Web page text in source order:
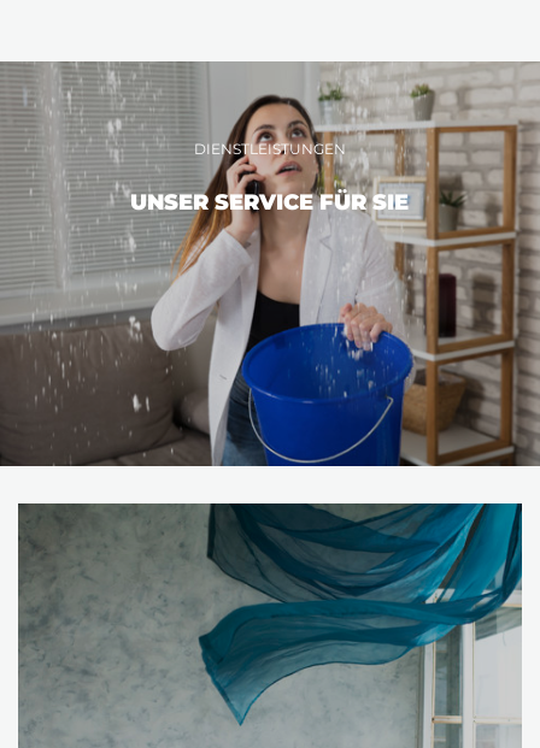
DIENSTLEISTUNGEN
UNSER SERVICE FÜR SIE